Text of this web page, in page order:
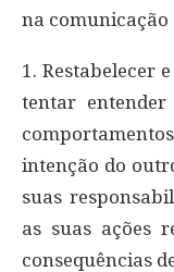
na comunicação
1. Restabelecer
tentar
intenção do
suas
as suas ações
consequências